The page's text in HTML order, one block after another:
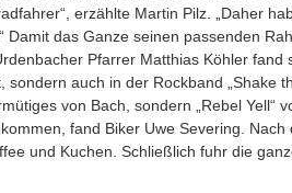
erzählte Martin Pilz. „Daher
Damit das Ganze seinen passenden
Pfarrer Matthias Köhler
sondern auch in der Rockband „Shake
von Bach, sondern „Rebel
fand Biker Uwe Severing. Nach
und Kuchen. Schließlich fuhr die